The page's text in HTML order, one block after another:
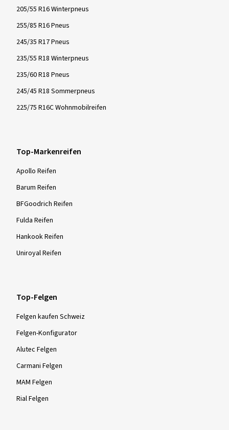
205/55 R16 Winterpneus
255/85 R16 Pneus
245/35 R17 Pneus
235/55 R18 Winterpneus
235/60 R18 Pneus
245/45 R18 Sommerpneus
225/75 R16C Wohnmobilreifen
Top-Markenreifen
Apollo Reifen
Barum Reifen
BFGoodrich Reifen
Fulda Reifen
Hankook Reifen
Uniroyal Reifen
Top-Felgen
Felgen kaufen Schweiz
Felgen-Konfigurator
Alutec Felgen
Carmani Felgen
MAM Felgen
Rial Felgen